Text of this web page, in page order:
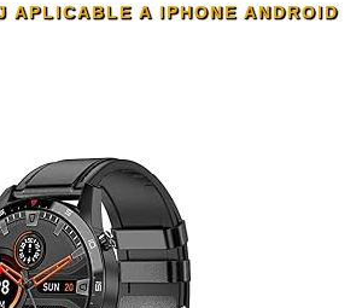
APLICABLE A IPHONE ANDROID